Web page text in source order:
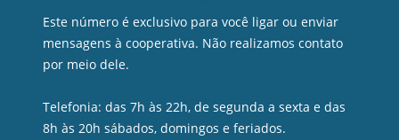
Este número é exclusivo para você ligar ou enviar
mensagens à cooperativa. Não realizamos contato
por meio dele.
Telefonia: das 7h às 22h, de segunda a sexta e das
8h às 20h sábados, domingos e feriados.